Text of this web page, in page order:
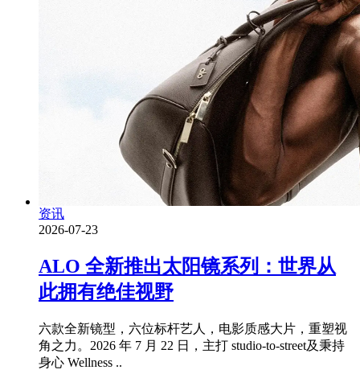
资讯
2026-07-23
ALO 全新推出太阳镜系列：世界从
此拥有绝佳视野
六款全新镜型，六位标杆艺人，电影质感大片，重塑视
角之力。2026 年 7 月 22 日，主打 studio-to-street及秉持
身心 Wellness ..